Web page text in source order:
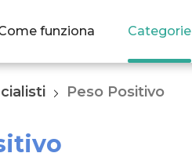
funziona Categorie
Peso Positivo